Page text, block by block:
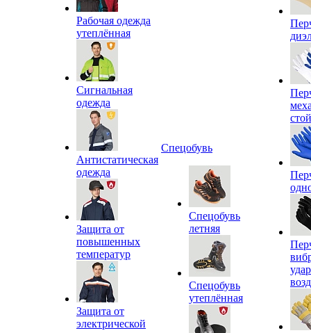
Рабочая одежда
утеплённая
Сигнальная
одежда
Антистатическая
одежда
Защита от
повышенных
температур
Защита от
электрической
Спецобувь
Спецобувь
летняя
Спецобувь
утеплённая